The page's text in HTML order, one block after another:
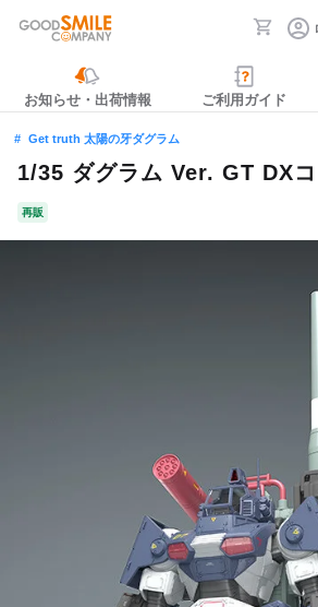
お知らせ・出荷情報 ご利用ガイド
Get truth 太陽の牙ダグラム
1/35 ダグラム Ver. GT DX
再販